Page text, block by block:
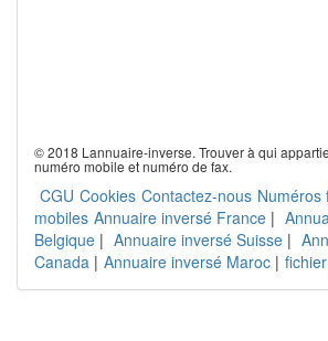
© 2018 Lannuaire-inverse. Trouver à qui
numéro mobile et numéro de fax.
CGU Cookies Contactez-nous Numéros
mobiles Annuaire inversé France |
Belgique | Annuaire inversé Suisse |
Canada | Annuaire inversé Maroc |